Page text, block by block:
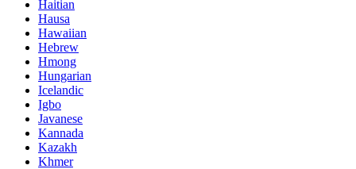
Haitian
Hausa
Hawaiian
Hebrew
Hmong
Hungarian
Icelandic
Igbo
Javanese
Kannada
Kazakh
Khmer